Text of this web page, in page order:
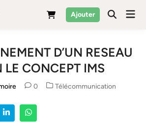
Ajouter
D’UN RESEAU
LE CONCEPT IMS
0
Posted
Télécommunication